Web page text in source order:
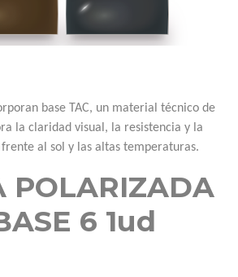
base TAC, un material técnico de
la claridad visual, la resistencia y la
al sol y las altas temperaturas.
POLARIZADA
6 1ud